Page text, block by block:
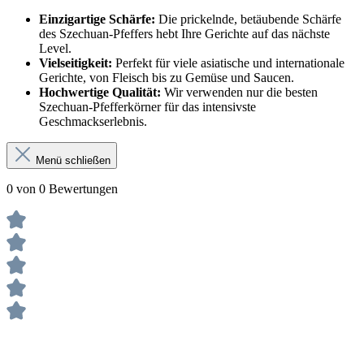
Einzigartige Schärfe: Die prickelnde, betäubende Schärfe
des Szechuan-Pfeffers hebt Ihre Gerichte auf das nächste
Level.
Vielseitigkeit: Perfekt für viele asiatische und internationale
Gerichte, von Fleisch bis zu Gemüse und Saucen.
Hochwertige Qualität: Wir verwenden nur die besten
Szechuan-Pfefferkörner für das intensivste
Geschmackserlebnis.
Menü schließen
0 von 0 Bewertungen